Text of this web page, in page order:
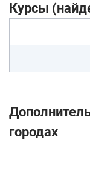
Курсы
городах